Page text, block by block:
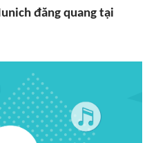
đăng quang tại